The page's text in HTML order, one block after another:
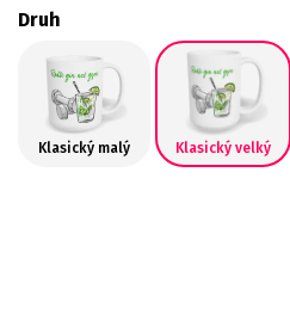
Druh
Klasický malý Klasický velký